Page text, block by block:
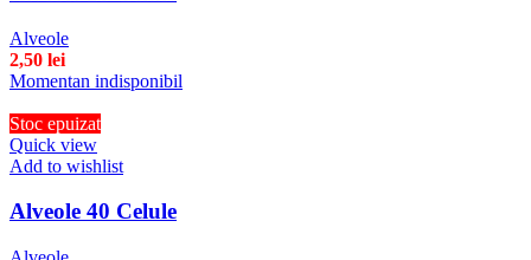
Alveole
2,50 lei
Momentan indisponibil
Stoc epuizat
Quick view
Add to wishlist
Alveole 40 Celule